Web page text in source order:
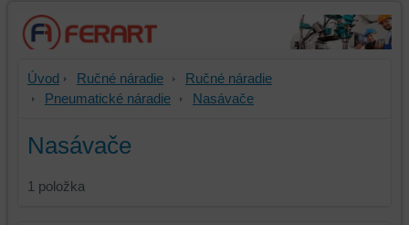
Úvod Ručné náradie
Ručné náradie
Pneumatické náradie
Nasávače
Nasávače
1 položka